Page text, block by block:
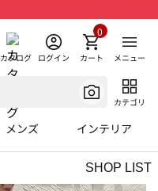
カタログ ログイン カート
0
メニュー
カテゴリ
メンズ インテリア
SHOP LIST